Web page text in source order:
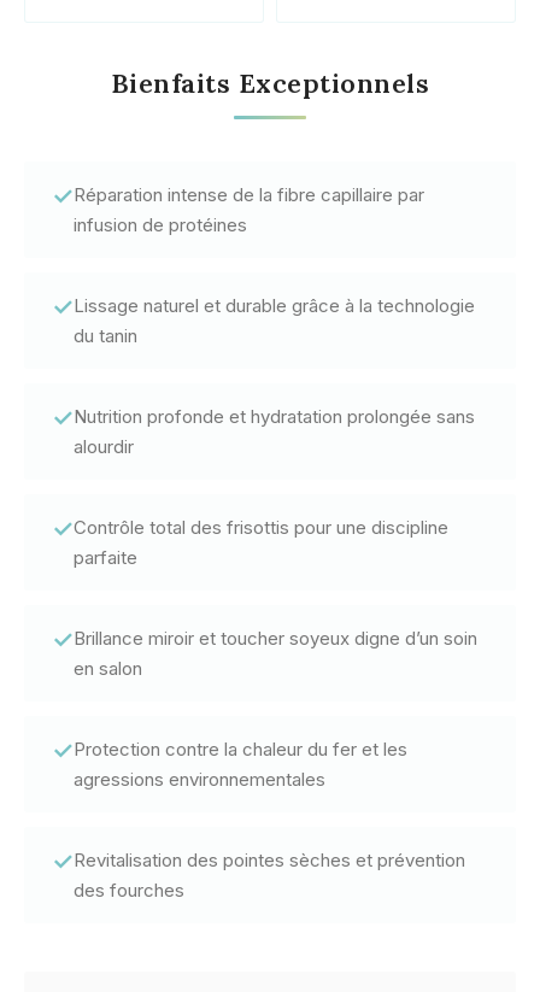
Bienfaits Exceptionnels
✓Réparation intense de la fibre capillaire par
infusion de protéines
✓Lissage naturel et durable grâce à la technologie
du tanin
✓Nutrition profonde et hydratation prolongée sans
alourdir
✓Contrôle total des frisottis pour une discipline
parfaite
✓Brillance miroir et toucher soyeux digne d’un soin
en salon
✓Protection contre la chaleur du fer et les
agressions environnementales
✓Revitalisation des pointes sèches et prévention
des fourches